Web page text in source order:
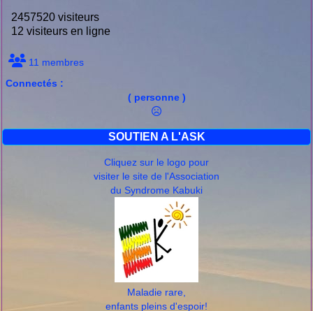
2457520 visiteurs
12 visiteurs en ligne
11 membres
Connectés :
( personne )
SOUTIEN A L'ASK
Cliquez sur le logo pour
visiter le site de l'Association
du Syndrome Kabuki
Maladie rare,
enfants pleins d'espoir!